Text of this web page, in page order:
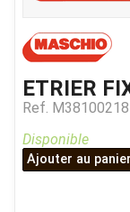
ETRIER
Ref.
Disponible
Ajouter au panier